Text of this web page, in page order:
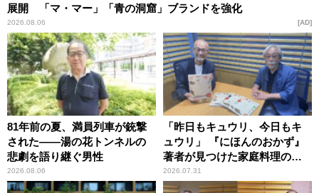
展開 「マ・マー」「青の洞窟」ブランドを強化
2026.08.06 AD
81年前の夏、満員列車が銃撃
された――湯の花トンネルの
悲劇を語り継ぐ男性
2026.08.06
「昨日もキュウリ、今日もキ
ュウリ」 『にほんのおかず』
著者が見つけた家庭料理の知
恵
2026.07.31